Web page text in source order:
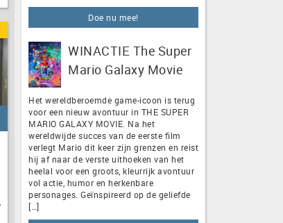
Doe nu mee!
WINACTIE The Super
Mario Galaxy Movie
Het wereldberoemde game-icoon is terug
voor een nieuw avontuur in THE SUPER
MARIO GALAXY MOVIE. Na het
wereldwijde succes van de eerste film
verlegt Mario dit keer zijn grenzen en reist
hij af naar de verste uithoeken van het
heelal voor een groots, kleurrijk avontuur
vol actie, humor en herkenbare
personages. Geïnspireerd op de geliefde
[…]